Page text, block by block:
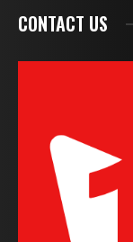
CONTACT US